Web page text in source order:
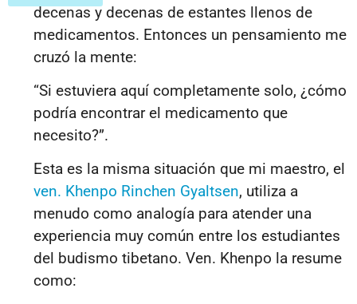
decenas y decenas de estantes llenos de
medicamentos. Entonces un pensamiento me
cruzó la mente:
“Si estuviera aquí completamente solo, ¿cómo
podría encontrar el medicamento que
necesito?”.
Esta es la misma situación que mi maestro, el
ven. Khenpo Rinchen Gyaltsen, utiliza a
menudo como analogía para atender una
experiencia muy común entre los estudiantes
del budismo tibetano. Ven. Khenpo la resume
como: